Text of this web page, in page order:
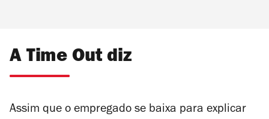
A Time Out diz
Assim que o empregado se baixa para explicar